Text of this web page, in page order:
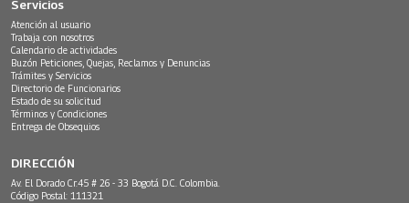
Servicios
Atención al usuario
Trabaja con nosotros
Calendario de actividades
Buzón Peticiones, Quejas, Reclamos y Denuncias
Trámites y Servicios
Directorio de Funcionarios
Estado de su solicitud
Términos y Condiciones
Entrega de Obsequios
DIRECCIÓN
Av. El Dorado Cr.45 # 26 - 33 Bogotá D.C. Colombia.
Código Postal: 111321